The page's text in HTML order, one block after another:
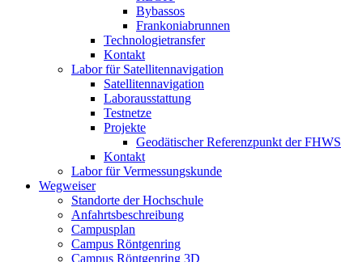
Bybassos
Frankoniabrunnen
Technologietransfer
Kontakt
Labor für Satellitennavigation
Satellitennavigation
Laborausstattung
Testnetze
Projekte
Geodätischer Referenzpunkt der FHWS
Kontakt
Labor für Vermessungskunde
Wegweiser
Standorte der Hochschule
Anfahrtsbeschreibung
Campusplan
Campus Röntgenring
Campus Röntgenring 3D